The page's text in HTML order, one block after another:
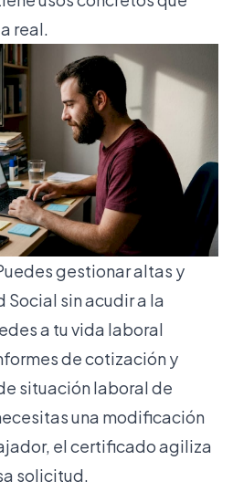
real.
gestionar altas y
Social sin acudir a la
a tu vida laboral
de cotización y
situación laboral de
una modificación
, el certificado agiliza
solicitud.